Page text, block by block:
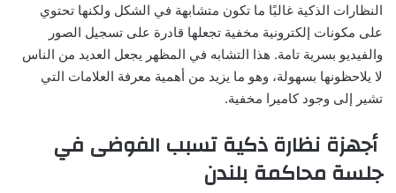
النظارات الذكية غالبًا ما تكون متشابهة في الشكل ولكنها تحتوي
على مكونات إلكترونية مخفية تجعلها قادرة على تسجيل الصور
والفيديو بسرية تامة. هذا التشابه في المظهر يجعل العديد من الناس
لا يلاحظونها بسهولة، وهو ما يزيد من أهمية معرفة العلامات التي
تشير إلى وجود كاميرا مخفية.
أجهزة نظارة ذكية تسبب الفوضى في
جلسة محاكمة بلندن